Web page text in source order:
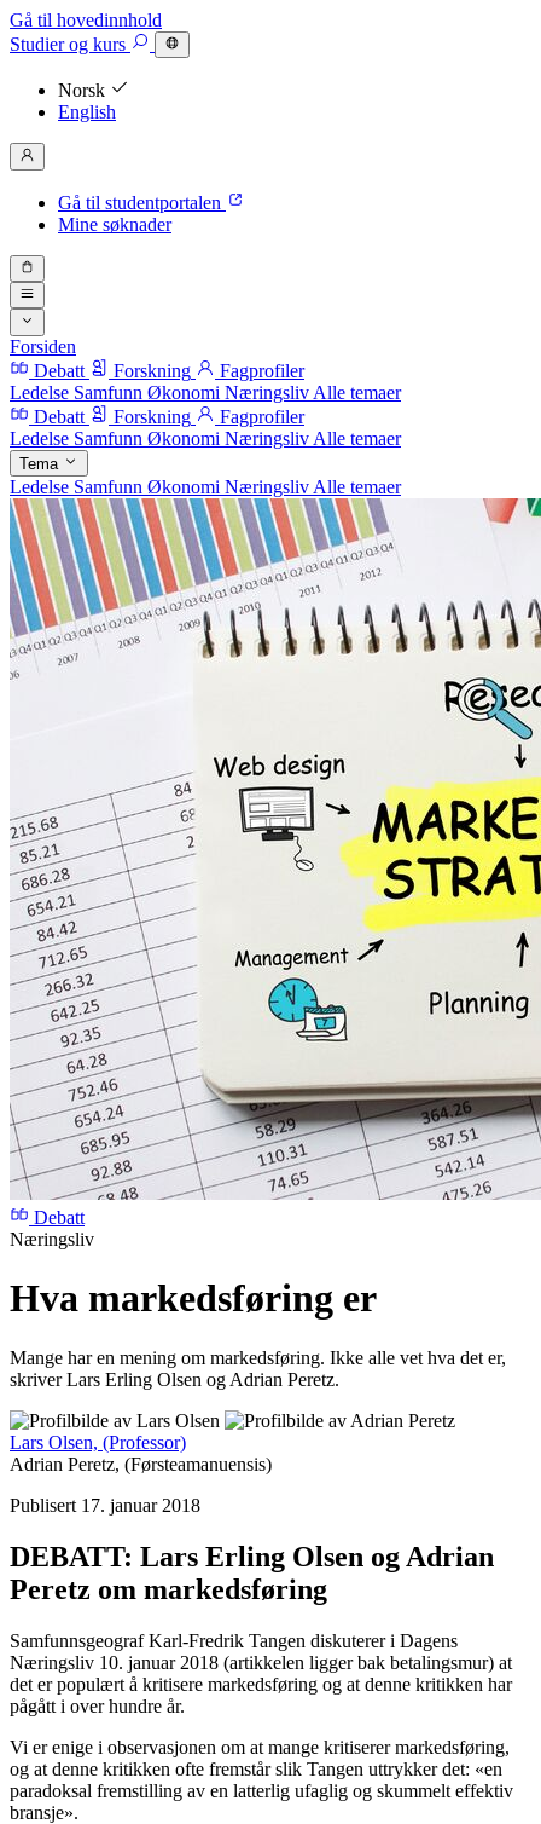
Gå til hovedinnhold
Studierog kurs
Norsk
English
Gå til studentportalen
Mine søknader
Forsiden
Debatt
Forskning
Fagprofiler
Ledelse Samfunn Økonomi Næringsliv Alle temaer
Debatt
Forskning
Fagprofiler
Ledelse Samfunn Økonomi Næringsliv Alle temaer
Tema
Ledelse Samfunn Økonomi Næringsliv Alle temaer
Debatt
Næringsliv
Hva markedsføring er
Mange har en mening om markedsføring. Ikke alle vet hva det er,
skriver Lars Erling Olsen og Adrian Peretz.
Lars Olsen, (Professor)
Adrian Peretz, (Førsteamanuensis)
Publisert 17. januar 2018
DEBATT: Lars Erling Olsen og Adrian
Peretz om markedsføring
Samfunnsgeograf Karl-Fredrik Tangen diskuterer i Dagens
Næringsliv 10. januar 2018 (artikkelen ligger bak betalingsmur) at
det er populært å kritisere markedsføring og at denne kritikken har
pågått i over hundre år.
Vi er enige i observasjonen om at mange kritiserer markedsføring,
og at denne kritikken ofte fremstår slik Tangen uttrykker det: «en
paradoksal fremstilling av en latterlig ufaglig og skummelt effektiv
bransje».